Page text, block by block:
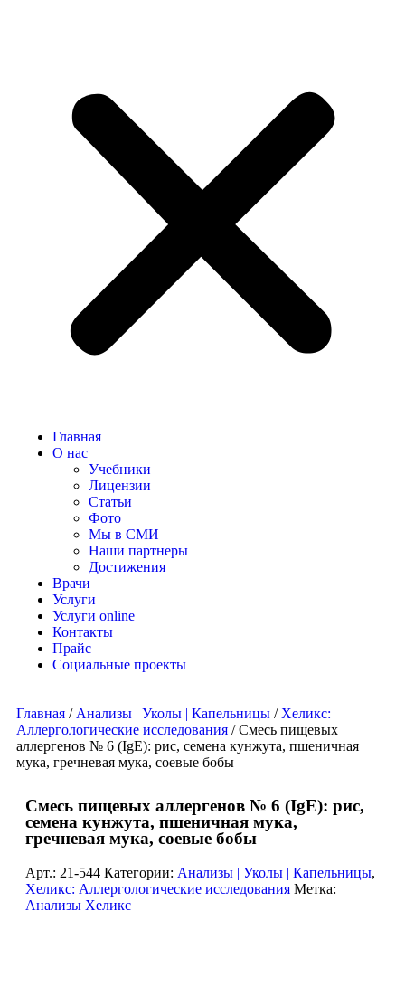
Главная
О нас
Учебники
Лицензии
Статьи
Фото
Мы в СМИ
Наши партнеры
Достижения
Врачи
Услуги
Услуги online
Контакты
Прайс
Социальные проекты
Главная / Анализы | Уколы | Капельницы / Хеликс:
Аллергологические исследования / Смесь пищевых
аллергенов № 6 (IgE): рис, семена кунжута, пшеничная
мука, гречневая мука, соевые бобы
Смесь пищевых аллергенов № 6 (IgE): рис,
семена кунжута, пшеничная мука,
гречневая мука, соевые бобы
Арт.: 21-544 Категории: Анализы | Уколы | Капельницы,
Хеликс: Аллергологические исследования Метка:
Анализы Хеликс